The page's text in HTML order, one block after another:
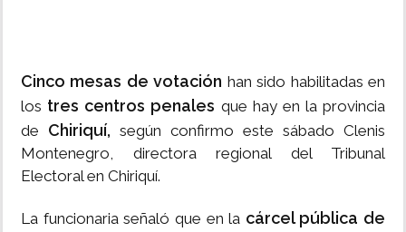
Cinco mesas de votación han sido habilitadas en
los tres centros penales que hay en la provincia
de Chiriquí, según confirmo este sábado Clenis
Montenegro, directora regional del Tribunal
Electoral en Chiriquí.
La funcionaria señaló que en la cárcel pública de